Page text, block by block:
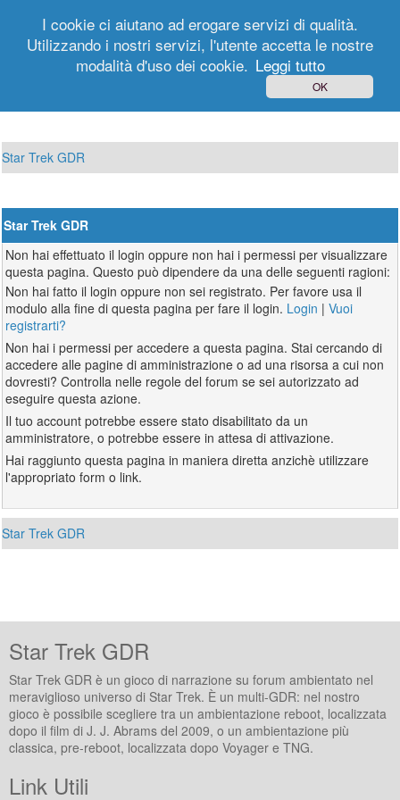
Registrati
Star Trek GDR
Star Trek GDR
Non hai effettuato il login oppure non hai i permessi per visualizzare
questa pagina. Questo può dipendere da una delle seguenti ragioni:
Non hai fatto il login oppure non sei registrato. Per favore usa il
modulo alla fine di questa pagina per fare il login. Login |Vuoi
registrarti?
Non hai i permessi per accedere a questa pagina. Stai cercando di
accedere alle pagine di amministrazione o ad una risorsa a cui non
dovresti? Controlla nelle regole del forum se sei autorizzato ad
eseguire questa azione.
Il tuo account potrebbe essere stato disabilitato da un
amministratore, o potrebbe essere in attesa di attivazione.
Hai raggiunto questa pagina in maniera diretta anzichè utilizzare
l'appropriato form o link.
Star Trek GDR
Star Trek GDR
Star Trek GDR è un gioco di narrazione su forum ambientato nel
meraviglioso universo di Star Trek. È un multi-GDR: nel nostro
gioco è possibile scegliere tra un ambientazione reboot, localizzata
dopo il film di J. J. Abrams del 2009, o un ambientazione più
classica, pre-reboot, localizzata dopo Voyager e TNG.
Link Utili
I cookie ci aiutano ad erogare servizi di qualità.
Utilizzando i nostri servizi, l'utente accetta le nostre
modalità d'uso dei cookie. Leggi tutto
OK